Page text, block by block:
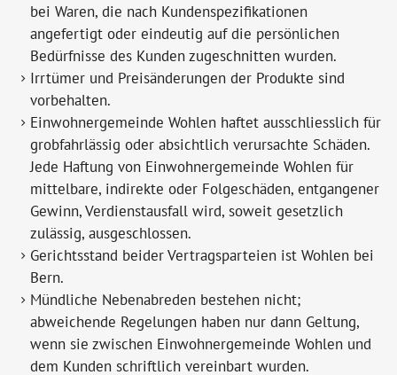
bei Waren, die nach Kundenspezifikationen
angefertigt oder eindeutig auf die persönlichen
Bedürfnisse des Kunden zugeschnitten wurden.
Irrtümer und Preisänderungen der Produkte sind
vorbehalten.
Einwohnergemeinde Wohlen haftet ausschliesslich für
grobfahrlässig oder absichtlich verursachte Schäden.
Jede Haftung von Einwohnergemeinde Wohlen für
mittelbare, indirekte oder Folgeschäden, entgangener
Gewinn, Verdienstausfall wird, soweit gesetzlich
zulässig, ausgeschlossen.
Gerichtsstand beider Vertragsparteien ist Wohlen bei
Bern.
Mündliche Nebenabreden bestehen nicht;
abweichende Regelungen haben nur dann Geltung,
wenn sie zwischen Einwohnergemeinde Wohlen und
dem Kunden schriftlich vereinbart wurden.